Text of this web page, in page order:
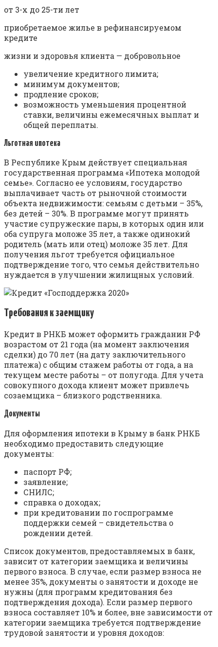
от 3-х до 25-ти лет
приобретаемое жилье в рефинансируемом
кредите
жизни и здоровья клиента — добровольное
увеличение кредитного лимита;
минимум документов;
продление сроков;
возможность уменьшения процентной
ставки, величины ежемесячных выплат и
общей переплаты.
Льготная ипотека
В Республике Крым действует специальная
государственная программа «Ипотека молодой
семье». Согласно ее условиям, государство
выплачивает часть от рыночной стоимости
объекта недвижимости: семьям с детьми – 35%,
без детей – 30%. В программе могут принять
участие супружеские пары, в которых один или
оба супруга моложе 35 лет, а также одинокий
родитель (мать или отец) моложе 35 лет. Для
получения льгот требуется официальное
подтверждение того, что семья действительно
нуждается в улучшении жилищных условий.
Требования к заемщику
Кредит в РНКБ может оформить гражданин РФ
возрастом от 21 года (на момент заключения
сделки) до 70 лет (на дату заключительного
платежа) с общим стажем работы от года, а на
текущем месте работы – от полугода. Для учета
совокупного дохода клиент может привлечь
созаемщика – близкого родственника.
Документы
Для оформления ипотеки в Крыму в банк РНКБ
необходимо предоставить следующие
документы:
паспорт РФ;
заявление;
СНИЛС;
справка о доходах;
при кредитовании по госпрограмме
поддержки семей – свидетельства о
рождении детей.
Список документов, предоставляемых в банк,
зависит от категории заемщика и величины
первого взноса. В случае, если размер взноса не
менее 35%, документы о занятости и доходе не
нужны (для программ кредитования без
подтверждения дохода). Если размер первого
взноса составляет 10% и более, вне зависимости от
категории заемщика требуется подтверждение
трудовой занятости и уровня доходов: